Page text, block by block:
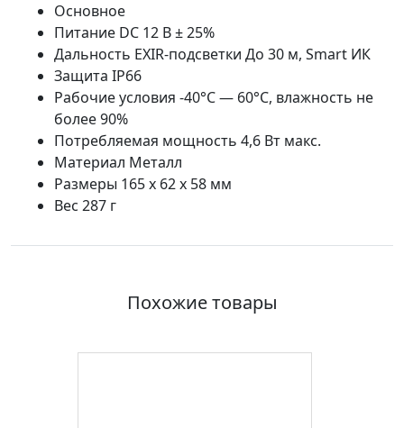
Основное
Питание DC 12 В ± 25%
Дальность EXIR-подсветки До 30 м, Smart ИК
Защита IP66
Рабочие условия -40°С — 60°С, влажность не
более 90%
Потребляемая мощность 4,6 Вт макс.
Материал Металл
Размеры 165 х 62 х 58 мм
Вес 287 г
Похожие товары